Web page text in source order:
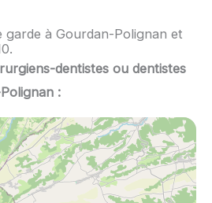
garde à Gourdan-Polignan et
dentistes ou dentistes
: